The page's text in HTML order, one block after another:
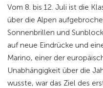
Vom 8. bis 12. Juli ist die
über die Alpen
Sonnenbrillen und
auf neue Eindrücke und
Marino, einer der
Unabhängigkeit über die
wusste, war das Ziel des